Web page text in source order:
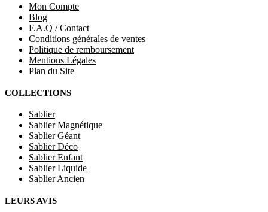
Mon Compte
Blog
F.A.Q / Contact
Conditions générales de ventes
Politique de remboursement
Mentions Légales
Plan du Site
COLLECTIONS
Sablier
Sablier Magnétique
Sablier Géant
Sablier Déco
Sablier Enfant
Sablier Liquide
Sablier Ancien
LEURS AVIS